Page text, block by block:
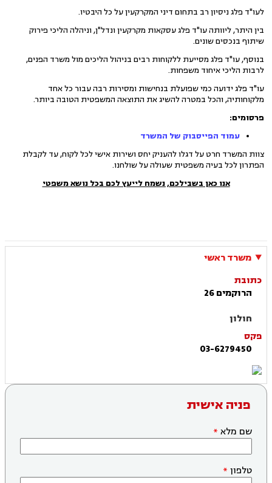
לעו"ד פלג ניסיון רב בתחום דיני המקרקעין על כל היבטיו.
בין היתר, ליוותה עו"ד פלג עסקאות מקרקעין ונדל"ן, וניהלה הליכי פירוק
שיתוף בנכסים שונים.
בנוסף, עו"ד פלג מסייעת ללקוחות רבים בניהול הליכים מול משרד הפנים,
לרבות הליכי איחוד משפחות.
עו"ד פלג ידועה כמי שפועלת בנחישות ומסירות רבה עבור כל אחד
מלקוחותיה, והכל במטרה להשיג את התוצאה המשפטית הטובה ביותר.
פרסומים:
עמוד הפייסבוק של המשרד
צוות המשרד חרט על דגלו להעניק יחס ושירות אישי לכל לקוח, עד לקבלת
הפתרון לכל בעיה משפטית שעולה על שולחנו.
אנו כאן בשבילכם, נשמח לייעץ לכם בכל נושא משפטי
משרד ראשי
כתובת
הרוקמים 26
חולון
פקס
03-6279450
פניה אישית
שם מלא
טלפון